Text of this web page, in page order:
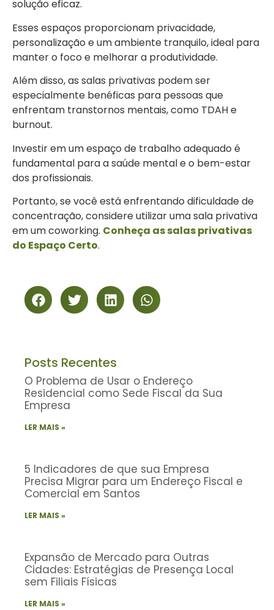
solução eficaz.
Esses espaços proporcionam privacidade,
personalização e um ambiente tranquilo, ideal para
manter o foco e melhorar a produtividade.
Além disso, as salas privativas podem ser
especialmente benéficas para pessoas que
enfrentam transtornos mentais, como TDAH e
burnout.
Investir em um espaço de trabalho adequado é
fundamental para a saúde mental e o bem-estar
dos profissionais.
Portanto, se você está enfrentando dificuldade de
concentração, considere utilizar uma sala privativa
em um coworking. Conheça as salas privativas
do Espaço Certo.
Posts Recentes
O Problema de Usar o Endereço
Residencial como Sede Fiscal da Sua
Empresa
LER MAIS »
5 Indicadores de que sua Empresa
Precisa Migrar para um Endereço Fiscal e
Comercial em Santos
LER MAIS »
Expansão de Mercado para Outras
Cidades: Estratégias de Presença Local
sem Filiais Físicas
LER MAIS »